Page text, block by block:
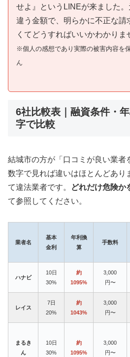
せよ』というLINEが来ました
違う金額で、明らかに不正な請
くてどうすればいいかわかりま
※個人の感想であり実際の被害内容を
ん
6社比較表｜融資条件・
字で比較
結城市の方が「口コミが良い業者
数字で見れば違いはほとんどあり
て違法業者です。
どれだけ危険か
て参照してください。
業者名
基本
金利
年利換
算
手数料
ハナビ
10日
30%
約
1095%
3,000
円〜
レイス
7日
20%
約
1043%
3,000
円〜
まるき
ん
10日
30%
約
1095%
3,000
円〜